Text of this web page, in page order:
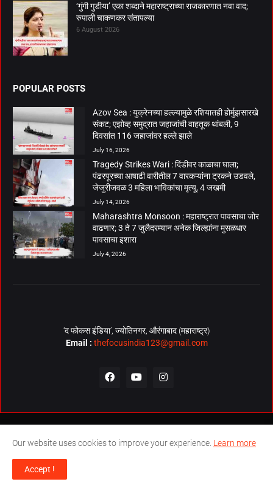
‘गुंगी गुडीया’ एका शब्दाने महाराष्ट्राच्या राजकारणात नवा वाद;
रुपाली चाकणकर संतापल्या
6 August 2026
POPULAR POSTS
Azov Sea : युक्रेनच्या हल्ल्यामुळे रशियातही होर्मुझसारखे
संकट; एझोव्ह समुद्रात जहाजांची वाहतूक थांबली, 9
दिवसांत 116 जहाजांवर हल्ले झाले
July 16, 2026
Tragedy Strikes Wari : दिंडीवर काळाचा घाला;
पंढरपूरच्या आषाढी वारीतील 7 वारकऱ्यांना ट्रकने उडवले,
जेजुरीजवळ 3 महिला भाविकांचा मृत्यू, 4 जखमी
July 14, 2026
Maharashtra Monsoon : महाराष्ट्रात पावसाचा जोर
वाढणार; 3 ते 7 जुलैदरम्यान अनेक जिल्ह्यांना मुसळधार
पावसाचा इशारा
July 4, 2026
‘द फोकस इंडिया’, ज्योतिनगर, औरंगाबाद (महाराष्ट्र)
Email : thefocusindia123@gmail.com
© Copyrights 2026. All Rights Reserved. Technical Support by
About Us Contact Us The Focus India Policy
Our website uses cookies to improve your experience. Learn more
Accept !